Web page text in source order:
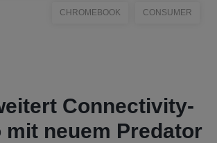
CHROMEBOOK CONSUMER
Connectivity-
mit neuem Predator